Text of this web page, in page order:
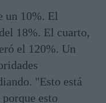
un 10%. El
18%. El cuarto,
el 120%. Un
"Esto está
esto